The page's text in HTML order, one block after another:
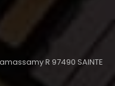
R 97490 SAINTE